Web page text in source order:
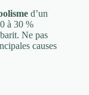
d’un
à 30 %
Ne pas
causes